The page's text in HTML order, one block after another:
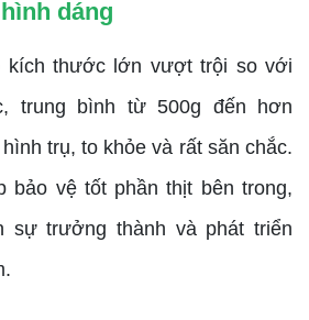
dáng
kích thước lớn vượt trội so với
trung bình từ 500g đến hơn
trụ, to khỏe và rất săn chắc.
bảo vệ tốt phần thịt bên trong,
sự trưởng thành và phát triển